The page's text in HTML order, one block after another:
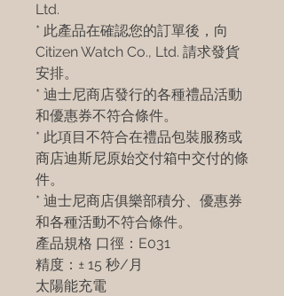
Ltd.
* 此產品在確認您的訂單後，向
Citizen Watch Co., Ltd. 請求發貨
安排。
* 迪士尼商店發行的各種禮品活動
和優惠券不符合條件。
* 此項目不符合在禮品包裝服務或
商店迪斯尼原始交付箱中交付的條
件。
* 迪士尼商店俱樂部積分、優惠券
和各種活動不符合條件。
產品規格 口徑：E031
精度：± 15 秒/月
太陽能充電